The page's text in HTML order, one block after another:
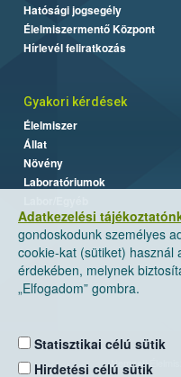
Adatkezelési
gondoskodunk személyes
cookie-kat (sütiket) használ
érdekében, melynek
„Elfogadom” gombra.
Statisztikai célú sütik
Hirdetési célú sütik
Hatósági jogsegély
Élelmiszermentő Központ
Hírlevél feliratkozás
Gyakori kérdések
Élelmiszer
Állat
Növény
Laboratóriumok
Nemzeti